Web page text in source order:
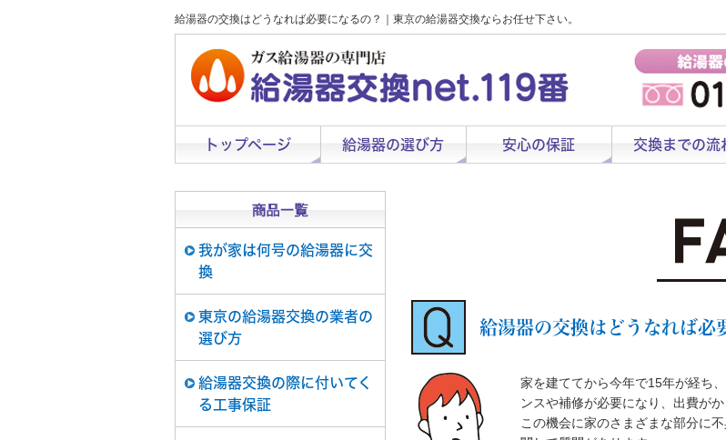
給湯器の交換はどうなれば必要になるの？｜東京の給湯器交換ならお任せ下さい。
トップページ 給湯器の選び方 安心の保証 交換までの流
我が家は何号の給湯器に交
換
東京の給湯器交換の業者の
選び方
給湯器交換の際に付いてく
る工事保証
給湯器の交換はどうなれば必
家を建ててから今年で15年が経ち
ンスや補修が必要になり、出費がか
この機会に家のさまざまな部分に